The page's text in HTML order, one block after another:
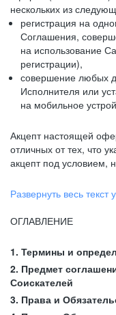
нескольких из
регистрация на
Соглашения,
на использование
регистрации),
совершение любых
Исполнителя или
на мобильное
Акцепт настоящей
отличных от тех, что
акцепт под условием,
Развернуть весь текст
ОГЛАВЛЕНИЕ
1. Термины и
2. Предмет
Соискателей
3. Права и